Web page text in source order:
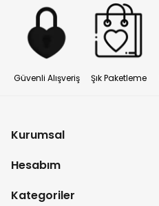
Güvenli Alışveriş Şık Paketleme
Kurumsal
Hesabım
Kategoriler